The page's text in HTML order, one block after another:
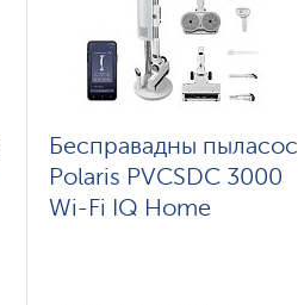
Бесправадны пыласос
Polaris PVCSDC 3000
Wi-Fi IQ Home